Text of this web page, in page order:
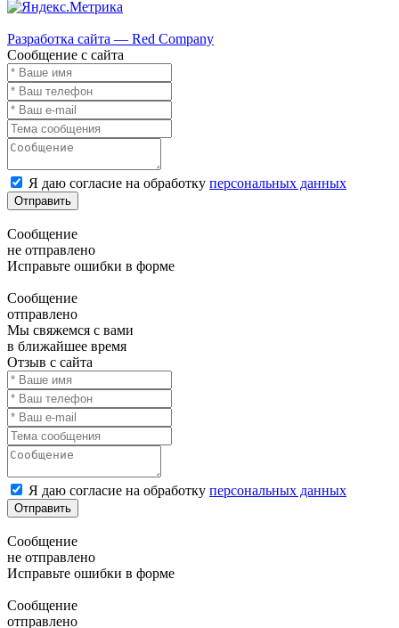
Разработка сайта — Red Company
Сообщение с сайта
Я даю согласие на обработку персональных данных
Отправить
Сообщение
не отправлено
Исправьте ошибки в форме
Сообщение
отправлено
Мы свяжемся с вами
в ближайшее время
Отзыв с сайта
Я даю согласие на обработку персональных данных
Отправить
Сообщение
не отправлено
Исправьте ошибки в форме
Сообщение
отправлено